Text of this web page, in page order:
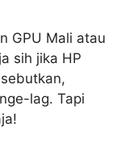
GPU Mali atau
sih jika HP
lag. Tapi